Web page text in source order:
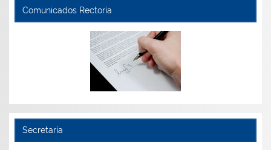
Comunicados Rectoría
Secretaría